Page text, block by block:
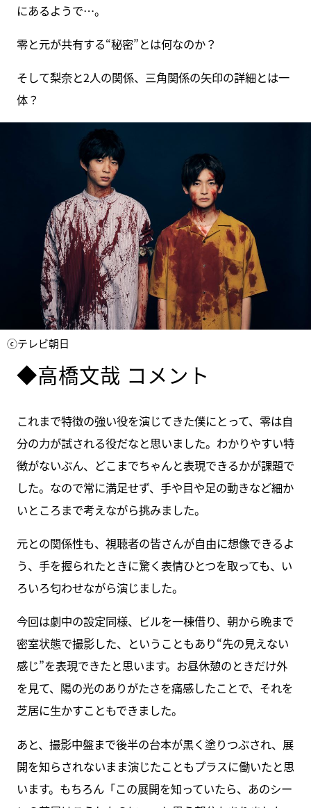
にあるようで…。
零と元が共有する“秘密”とは何なのか？
そして梨奈と2人の関係、三角関係の矢印の詳細とは一
体？
ⓒテレビ朝日
◆高橋文哉 コメント
これまで特徴の強い役を演じてきた僕にとって、零は自
分の力が試される役だなと思いました。わかりやすい特
徴がないぶん、どこまでちゃんと表現できるかが課題で
した。なので常に満足せず、手や目や足の動きなど細か
いところまで考えながら挑みました。
元との関係性も、視聴者の皆さんが自由に想像できるよ
う、手を握られたときに驚く表情ひとつを取っても、い
ろいろ匂わせながら演じました。
今回は劇中の設定同様、ビルを一棟借り、朝から晩まで
密室状態で撮影した、ということもあり“先の見えない
感じ”を表現できたと思います。お昼休憩のときだけ外
を見て、陽の光のありがたさを痛感したことで、それを
芝居に生かすこともできました。
あと、撮影中盤まで後半の台本が黒く塗りつぶされ、展
開を知らされないまま演じたこともプラスに働いたと思
います。もちろん「この展開を知っていたら、あのシー